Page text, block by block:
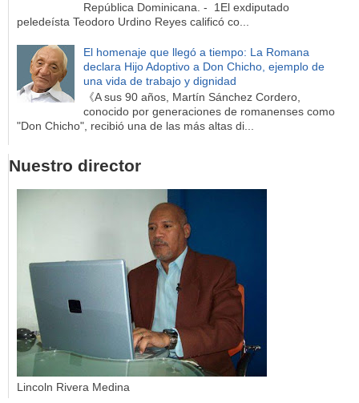
República Dominicana. - 1El exdiputado
peledeísta Teodoro Urdino Reyes calificó co...
El homenaje que llegó a tiempo: La Romana
declara Hijo Adoptivo a Don Chicho, ejemplo de
una vida de trabajo y dignidad
《A sus 90 años, Martín Sánchez Cordero,
conocido por generaciones de romanenses como
"Don Chicho", recibió una de las más altas di...
Nuestro director
Lincoln Rivera Medina